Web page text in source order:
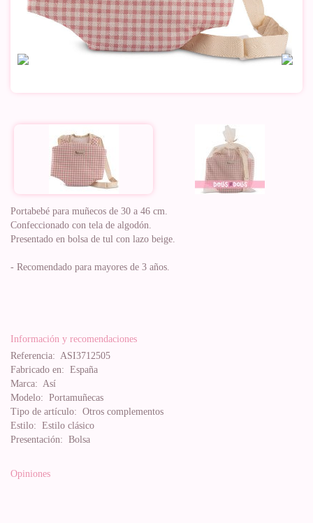
Portabebé para muñecos de 30 a 46 cm.
Confeccionado con tela de algodón.
Presentado en bolsa de tul con lazo beige.
- Recomendado para mayores de 3 años.
Información y recomendaciones
Referencia: ASI3712505
Fabricado en: España
Marca: Así
Modelo: Portamuñecas
Tipo de artículo: Otros complementos
Estilo: Estilo clásico
Presentación: Bolsa
Opiniones